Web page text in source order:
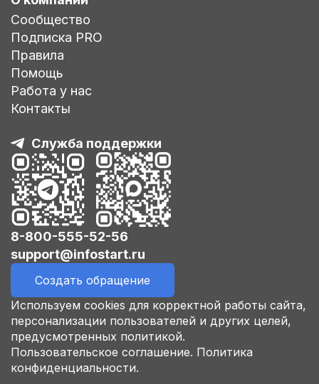
Сообщество
Подписка PRO
Правила
Помощь
Работа у нас
Контакты
Служба поддержки
8-800-555-52-56
support@infostart.ru
Создать обращение
Используем cookies для корректной работы сайта,
персонализации пользователей и других целей,
предусмотренных политикой.
Пользовательское соглашение. Политика
конфиденциальности.